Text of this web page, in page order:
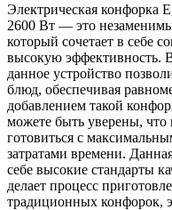
Электрическая конфорка
2600 Вт — это
который сочетает в себе
высокую эффективность.
данное устройство
блюд, обеспечивая
добавлением такой
можете быть уверены,
готовиться с
затратами времени.
себе высокие стандарты
делает процесс
традиционных конфорок,